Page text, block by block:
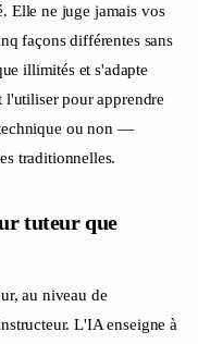
Elle ne juge jamais vos
façons différentes sans
illimités et s'adapte
l'utiliser pour apprendre
ou non —
traditionnelles.
tuteur que
au niveau de
L'IA enseigne à